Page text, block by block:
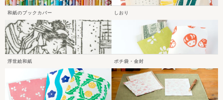
和紙のブックカバー しおり
浮世絵和紙 ポチ袋・金封